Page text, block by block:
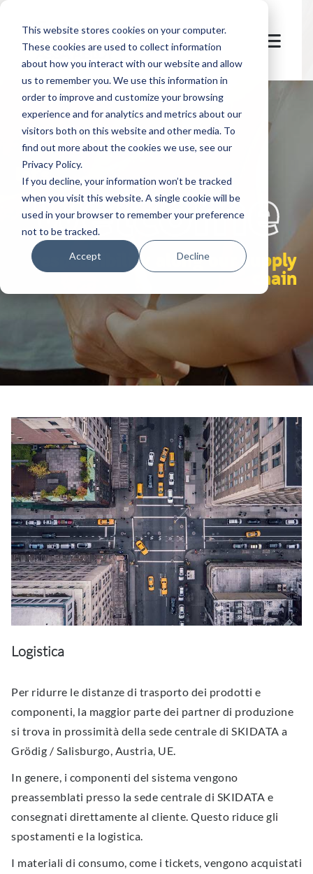
This website stores cookies on your computer.
These cookies are used to collect information
about how you interact with our website and allow
us to remember you. We use this information in
order to improve and customize your browsing
experience and for analytics and metrics about our
visitors both on this website and other media. To
find out more about the cookies we use, see our
Privacy Policy.
If you decline, your information won’t be tracked
when you visit this website. A single cookie will be
used in your browser to remember your preference
not to be tracked.
Accept Decline
let's
welcome
responsibility along our supply
chain
Logistica
Per ridurre le distanze di trasporto dei prodotti e
componenti, la maggior parte dei partner di produzione
si trova in prossimità della sede centrale di SKIDATA a
Grödig / Salisburgo, Austria, UE.
In genere, i componenti del sistema vengono
preassemblati presso la sede centrale di SKIDATA e
consegnati direttamente al cliente. Questo riduce gli
spostamenti e la logistica.
I materiali di consumo, come i tickets, vengono acquistati